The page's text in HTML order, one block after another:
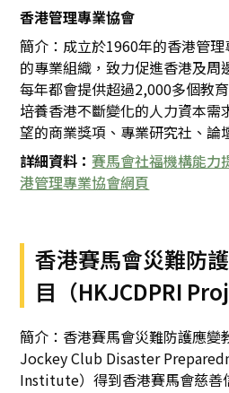
香港管理專業協會
簡介：成立於1960年的香港管
的專業組織，致力促進香港及周
每年都會提供超過2,000多個教
培養香港不斷變化的人力資本需
望的商業獎項、專業研究社、論
詳細資料： 賽馬會社福機構能力
港管理專業協會網頁
香港賽馬會災難防
目（HKJCDPRI
簡介：香港賽馬會災難防護應
Jockey Club Disaster
Institute）得到香港賽馬會慈善